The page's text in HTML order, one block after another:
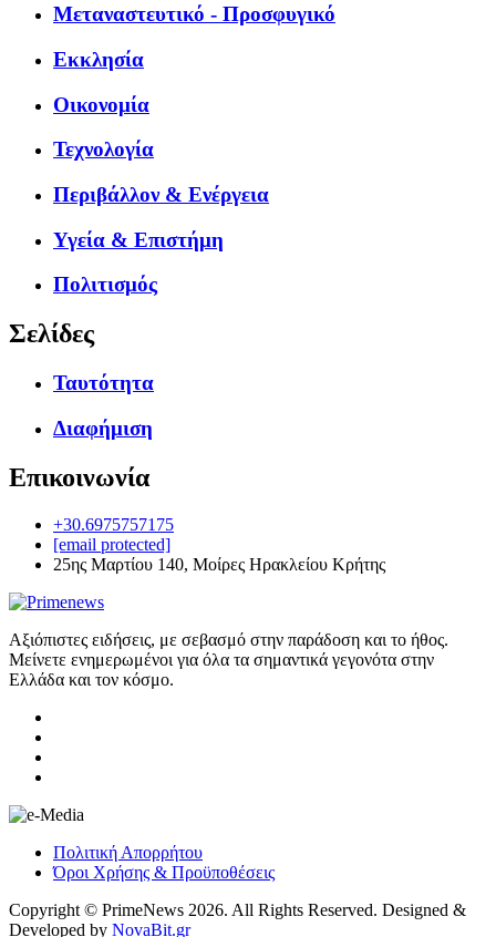
Μεταναστευτικό - Προσφυγικό
Εκκλησία
Οικονομία
Τεχνολογία
Περιβάλλον & Ενέργεια
Υγεία & Επιστήμη
Πολιτισμός
Σελίδες
Ταυτότητα
Διαφήμιση
Επικοινωνία
+30.6975757175
[email protected]
25ης Μαρτίου 140, Μοίρες Ηρακλείου Κρήτης
Αξιόπιστες ειδήσεις, με σεβασμό στην παράδοση και το ήθος.
Μείνετε ενημερωμένοι για όλα τα σημαντικά γεγονότα στην
Ελλάδα και τον κόσμο.
Πολιτική Απορρήτου
Όροι Χρήσης & Προϋποθέσεις
Copyright © PrimeNews 2026. All Rights Reserved. Designed &
Developed by NovaBit.gr